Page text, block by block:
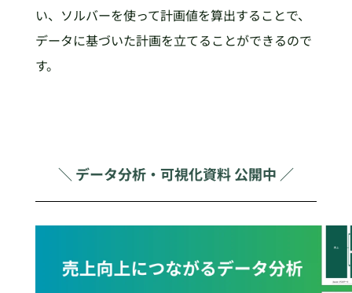
い、ソルバーを使って計画値を算出することで、
データに基づいた計画を立てることができるので
す。
＼ データ分析・可視化資料 公開中 ／